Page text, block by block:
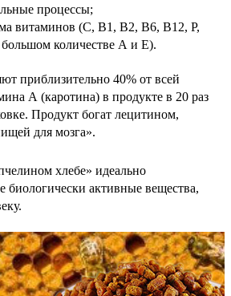
процессы;
витаминов (С, В1, В2, В6, B12, Р,
количестве А и Е).
приблизительно 40% от всей
А (каротина) в продукте в 20 раз
Продукт богат лецитином,
для мозга».
хлебе» идеально
биологически активные вещества,